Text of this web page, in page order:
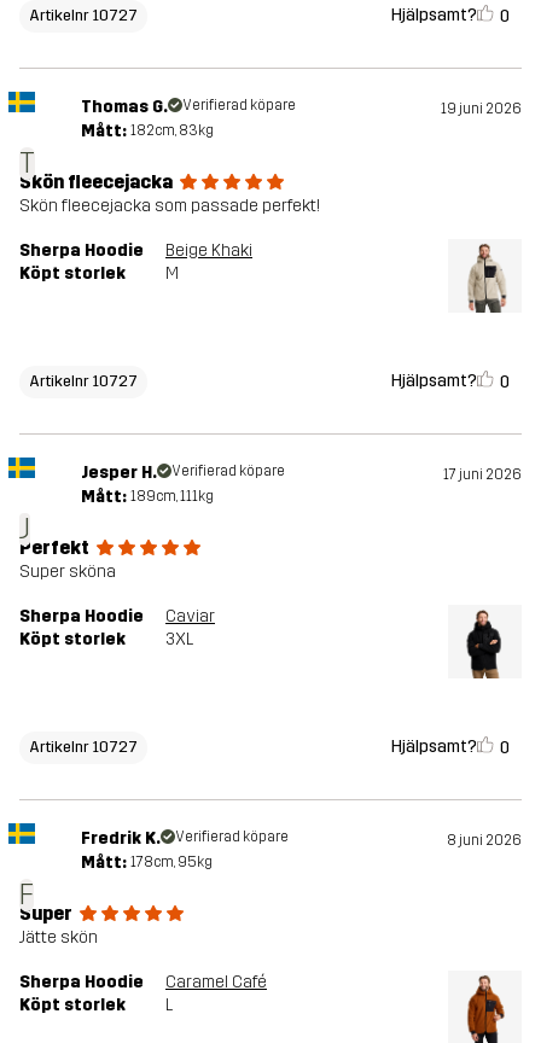
Artikelnr 10727 Hjälpsamt? 0
T
Thomas G. Verifierad köpare 19 juni 2026
Mått: 182cm, 83kg
Skön fleecejacka
Skön fleecejacka som passade perfekt!
Sherpa Hoodie
Beige Khaki
Köpt storlek
M
Artikelnr 10727 Hjälpsamt? 0
J
Jesper H. Verifierad köpare 17 juni 2026
Mått: 189cm, 111kg
Perfekt
Super sköna
Sherpa Hoodie
Caviar
Köpt storlek
3XL
Artikelnr 10727 Hjälpsamt? 0
F
Fredrik K. Verifierad köpare 8 juni 2026
Mått: 178cm, 95kg
Super
Jätte skön
Sherpa Hoodie
Caramel Café
Köpt storlek
L